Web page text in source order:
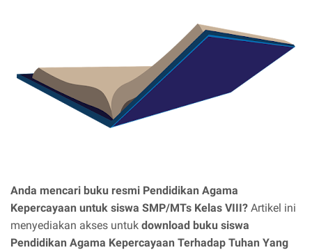
Anda mencari buku resmi Pendidikan Agama
Kepercayaan untuk siswa SMP/MTs Kelas VIII? Artikel ini
menyediakan akses untuk download buku siswa
Pendidikan Agama Kepercayaan Terhadap Tuhan Yang